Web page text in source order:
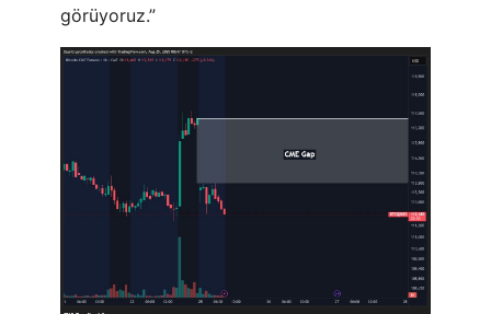
görüyoruz.”